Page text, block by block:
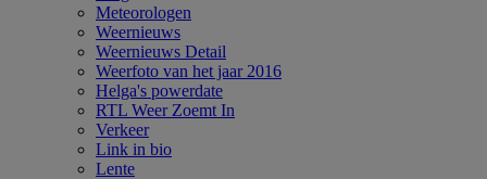
Meteorologen
Weernieuws
Weernieuws Detail
Weerfoto van het jaar 2016
Helga's powerdate
RTL Weer Zoemt In
Verkeer
Link in bio
Lente